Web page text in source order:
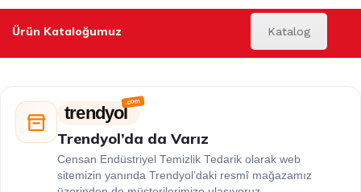
Ürün Kataloğumuz Katalog
trendyol
Trendyol’da da Varız
Censan Endüstriyel Temizlik Tedarik olarak web
sitemizin yanında Trendyol’daki resmî mağazamız